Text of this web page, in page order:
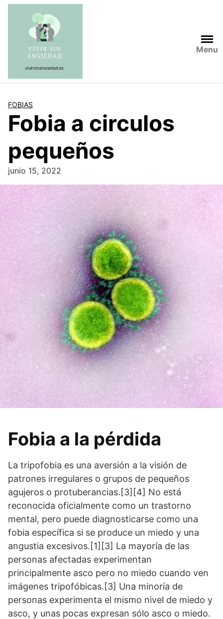
Saltar
contenido
Menu
FOBIAS
Fobia a circulos
pequeños
junio 15, 2022
Fobia a la pérdida
La tripofobia es una aversión a la visión de
patrones irregulares o grupos de pequeños
agujeros o protuberancias.[3][4] No está
reconocida oficialmente como un trastorno
mental, pero puede diagnosticarse como una
fobia específica si se produce un miedo y una
angustia excesivos.[1][3] La mayoría de las
personas afectadas experimentan
principalmente asco pero no miedo cuando ven
imágenes tripofóbicas.[3] Una minoría de
personas experimenta el mismo nivel de miedo y
asco, y unas pocas expresan sólo asco o miedo.